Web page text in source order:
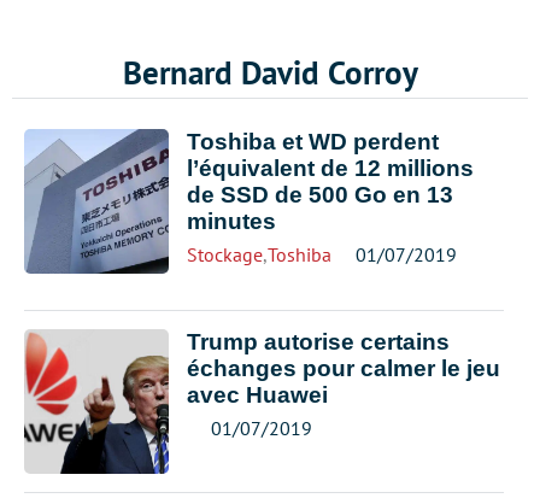
Bernard David Corroy
Toshiba et WD perdent
l’équivalent de 12 millions
de SSD de 500 Go en 13
minutes
Stockage,Toshiba 01/07/2019
Trump autorise certains
échanges pour calmer le jeu
avec Huawei
01/07/2019